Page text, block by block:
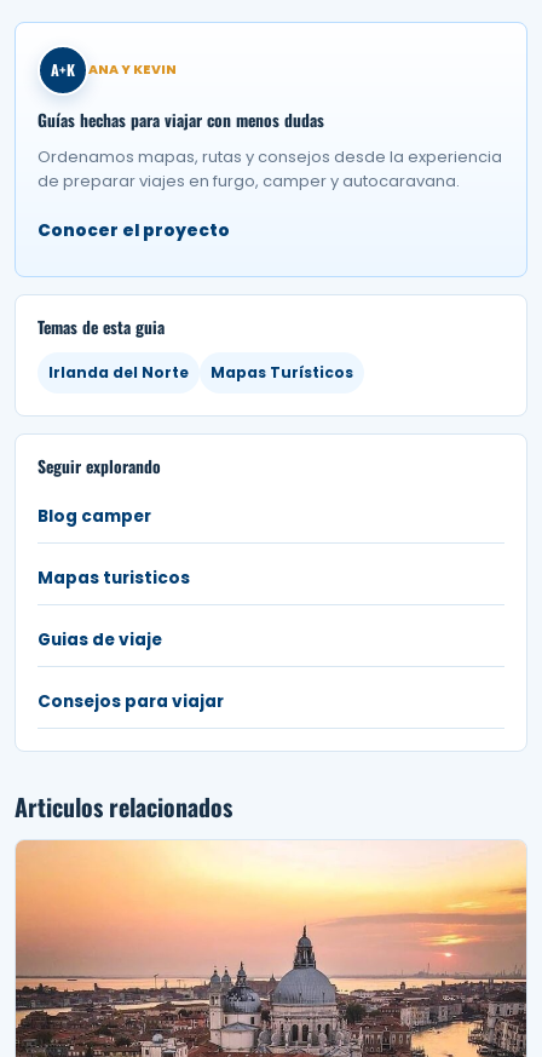
A+K ANA Y KEVIN
Guías hechas para viajar con menos dudas
Ordenamos mapas, rutas y consejos desde la experiencia
de preparar viajes en furgo, camper y autocaravana.
Conocer el proyecto
Temas de esta guia
Irlanda del Norte Mapas Turísticos
Seguir explorando
Blog camper
Mapas turisticos
Guias de viaje
Consejos para viajar
Articulos relacionados